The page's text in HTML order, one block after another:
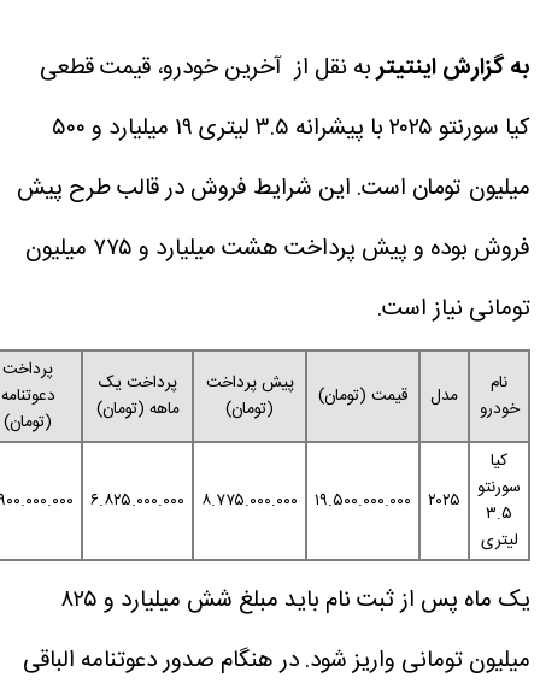
به نقل از آخرین خودرو، قیمت قطعی
کیا سورنتو ۲۰۲۵ با پیشرانه ۳.۵ لیتری ۱۹ میلیارد و ۵۰۰
است. این شرایط فروش در قالب طرح پیش
فروش بوده و پیش پرداخت هشت میلیارد و ۷۷۵ میلیون
است.
قیمت (تومان)
پیش پرداخت
(تومان)
پرداخت یک
ماهه (تومان)
پرداخت
دعوتنامه
(تومان)
زمان
تحویل
۱۹.۵۰۰.۰۰۰.۰۰۰ ۸.۷۷۵.۰۰۰.۰۰۰ ۶.۸۲۵.۰۰۰.۰۰۰ ۳.۹۰۰.۰۰۰.۰۰۰
روزه
یک ماه پس از ثبت نام باید مبلغ شش میلیارد و ۸۲۵
واریز شود. در هنگام صدور دعوتنامه الباقی